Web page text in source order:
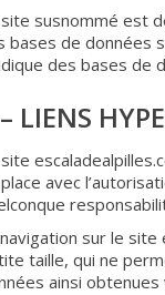
susnommé est
bases de données
des bases de
LIENS
avec
sur le site
taille, qui ne
ainsi